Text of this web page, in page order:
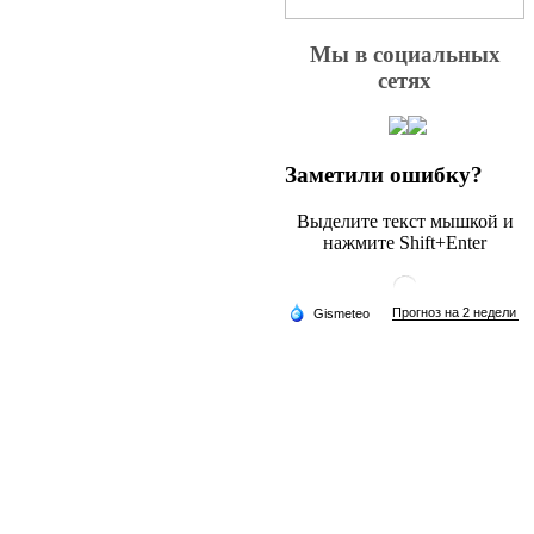
Мы в социальных
сетях
Заметили ошибку?
Выделите текст мышкой и
нажмите Shift+Enter